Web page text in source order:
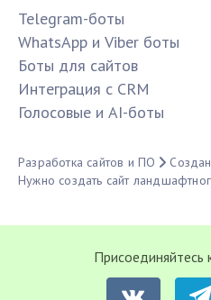
Telegram-боты
WhatsApp и Viber боты
Боты для сайтов
Интеграция с CRM
Голосовые и AI-боты
Разработка сайтов и ПО
Нужно создать сайт
Присоединяйтесь